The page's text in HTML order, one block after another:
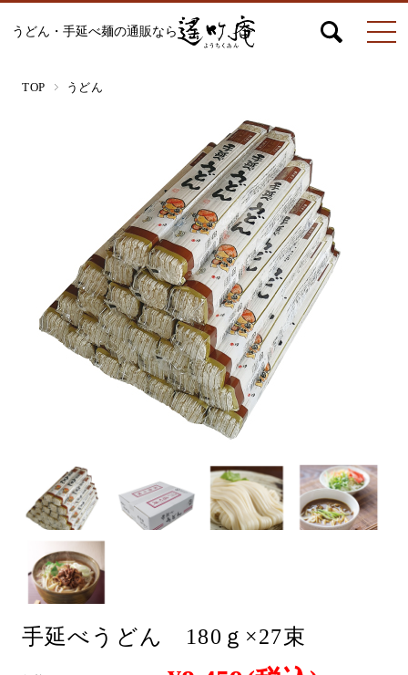
うどん・手延べ麺の通販なら
絹ひめ各種
そうめん
そば
中華
パスタ
TOP うどん
手延べうどん 180ｇ×27束